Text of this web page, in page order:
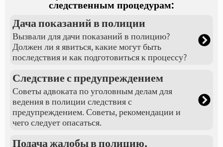
следственным процедурам:
Дача показаний в полиции
Вызвали для дачи показаний в полицию?
Должен ли я явиться, какие могут быть
последствия и как подготовиться к процессу?
Следствие с предупреждением
Советы адвоката по уголовным делам для
ведения в полиции следствия с
предупреждением. Советы, рекомендации и
чего следует опасаться.
Подача жалобы в полицию.